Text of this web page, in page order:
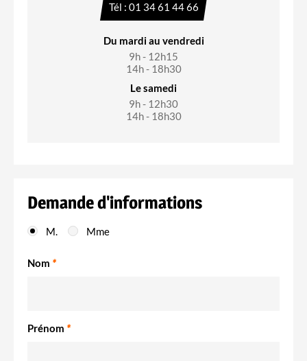
Tél : 01 34 61 44 66
Du mardi au vendredi
9h - 12h15
14h - 18h30
Le samedi
9h - 12h30
14h - 18h30
Demande d'informations
M. Mme
Nom *
Prénom *